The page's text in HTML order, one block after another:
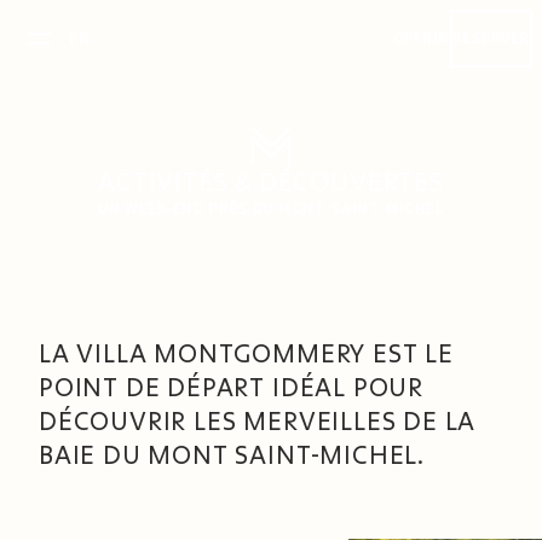
LA VILLA MONTGOMMERY EST LE
POINT DE DÉPART IDÉAL POUR
DÉCOUVRIR LES MERVEILLES DE LA
BAIE DU MONT SAINT-MICHEL.